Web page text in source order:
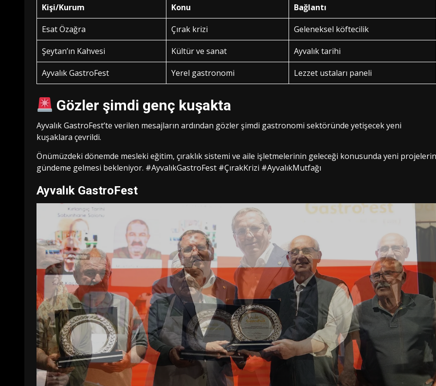
Kişi/Kurum Konu Bağlantı
Esat Özağra Çırak krizi Geleneksel köftecilik
Şeytan’ın Kahvesi Kültür ve sanat Ayvalık tarihi
Ayvalık GastroFest Yerel gastronomi Lezzet ustaları paneli
Gözler şimdi genç kuşakta
Ayvalık GastroFest’te verilen mesajların ardından gözler şimdi gastronomi sektöründe yetişecek yeni
kuşaklara çevrildi.
Önümüzdeki dönemde mesleki eğitim, çıraklık sistemi ve aile işletmelerinin geleceği konusunda yeni projelerin
gündeme gelmesi bekleniyor. #AyvalıkGastroFest #ÇırakKrizi #AyvalıkMutfağı
Ayvalık GastroFest